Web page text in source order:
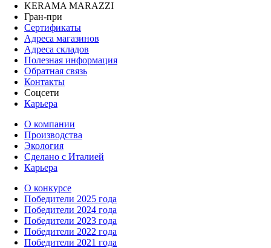
KERAMA MARAZZI
Гран-при
Сертификаты
Адреса магазинов
Адреса складов
Полезная информация
Обратная связь
Контакты
Соцсети
Карьера
О компании
Производства
Экология
Сделано с Италией
Карьера
О конкурсе
Победители 2025 года
Победители 2024 года
Победители 2023 года
Победители 2022 года
Победители 2021 года